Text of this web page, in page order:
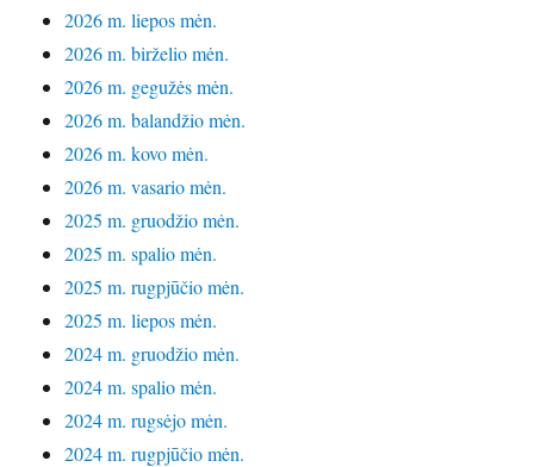
2026 m. liepos mėn.
2026 m. birželio mėn.
2026 m. gegužės mėn.
2026 m. balandžio mėn.
2026 m. kovo mėn.
2026 m. vasario mėn.
2025 m. gruodžio mėn.
2025 m. spalio mėn.
2025 m. rugpjūčio mėn.
2025 m. liepos mėn.
2024 m. gruodžio mėn.
2024 m. spalio mėn.
2024 m. rugsėjo mėn.
2024 m. rugpjūčio mėn.